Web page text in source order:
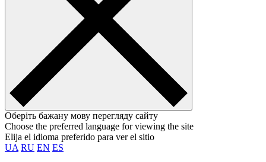
Оберіть бажану мову перегляду сайту
Choose the preferred language for viewing the site
Elija el idioma preferido para ver el sitio
UA RU EN ES